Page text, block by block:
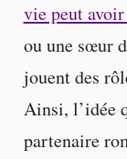
vie peut
ou une sœur
jouent des
Ainsi, l’idée
partenaire